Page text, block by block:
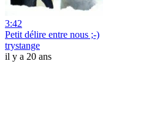
3:42
Petit délire entre nous ;-)
trystange
il y a 20 ans